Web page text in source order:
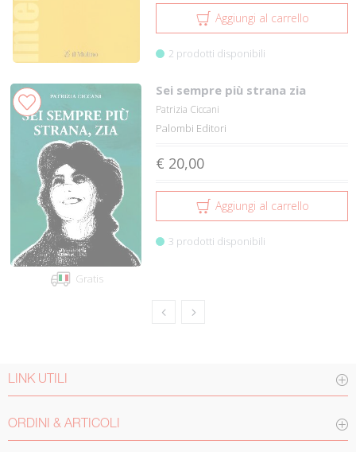
Aggiungi al carrello
2 prodotti disponibili
Gratis
Sei sempre più strana zia
Patrizia Ciccani
Palombi Editori
€ 20,00
Aggiungi al carrello
3 prodotti disponibili
LINK UTILI
ORDINI & ARTICOLI